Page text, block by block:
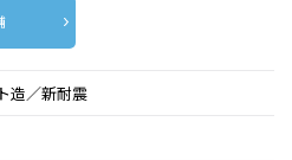
造／新耐震